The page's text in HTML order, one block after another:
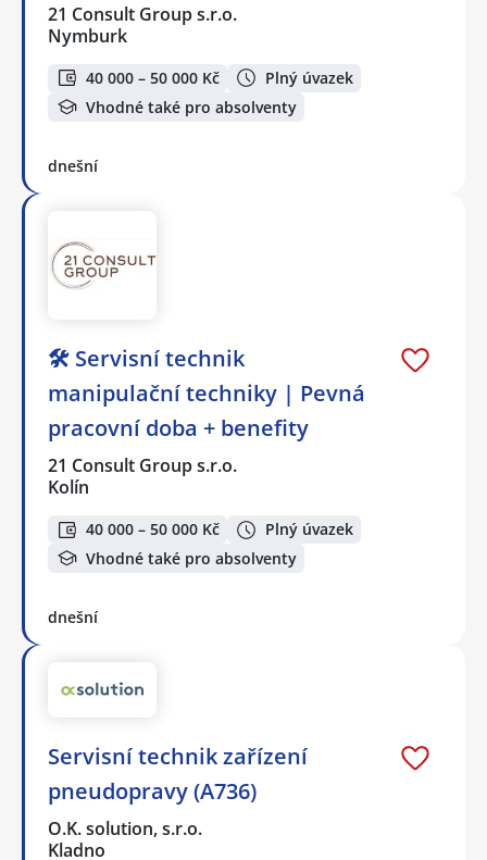
21 Consult Group s.r.o.
Nymburk
40 000 – 50 000 Kč
Plný úvazek
Vhodné také pro absolventy
dnešní
🛠️ Servisní technik
manipulační techniky | Pevná
pracovní doba + benefity
21 Consult Group s.r.o.
Kolín
40 000 – 50 000 Kč
Plný úvazek
Vhodné také pro absolventy
dnešní
Servisní technik zařízení
pneudopravy (A736)
O.K. solution, s.r.o.
Kladno